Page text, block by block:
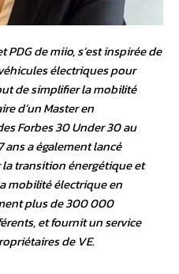
de miio, s’est inspirée de
électriques pour
de simplifier la mobilité
d’un Master en
Forbes 30 Under 30 au
ans a également lancé
transition énergétique et
mobilité électrique en
plus de 300 000
et fournit un service
de VE.